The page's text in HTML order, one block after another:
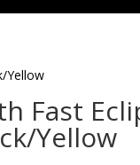
Yellow
Fast
Yellow